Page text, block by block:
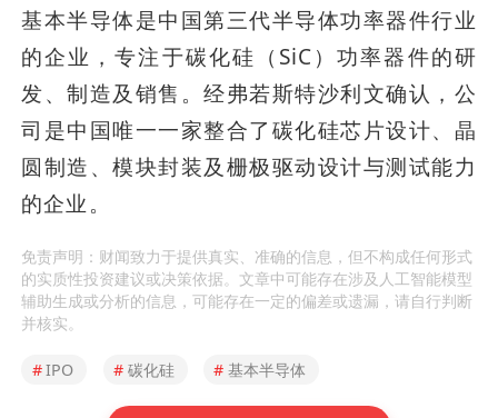
基本半导体是中国第三代半导体功率器件行业
的企业，专注于碳化硅（SiC）功率器件的研
发、制造及销售。经弗若斯特沙利文确认，公
司是中国唯一一家整合了碳化硅芯片设计、晶
圆制造、模块封装及栅极驱动设计与测试能力
的企业。
免责声明：财闻致力于提供真实、准确的信息，但不构成任何形式
的实质性投资建议或决策依据。文章中可能存在涉及人工智能模型
辅助生成或分析的信息，可能存在一定的偏差或遗漏，请自行判断
并核实。
#IPO # 碳化硅 # 基本半导体